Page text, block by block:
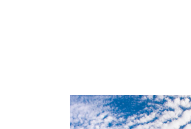
LE CENTRE DE PERFORMANCE